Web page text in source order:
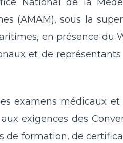
National de la
(AMAM), sous la
en présence du
et de
examens médicaux
exigences des
de formation, de